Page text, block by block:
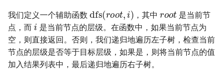
41. 数据流中的中位数
42. 连续子数组的最大和
43. 1 ～ n 整数中 1 出现的次
39. 直方图最大矩形面积
40. 矩阵中最大的矩形
41. 滑动窗口的平均值
8.3. 魔术索引
8.4. 幂集
8.5. 递归乘法
我们定义一个辅助函数
dfs o t,
，其中
是当前节
点，而
i
是当前节点的层级。在函数中，如果当前节点为
空，则直接返回。否则，我们递归地遍历左子树，检查当前
节点的层级是否等于目标层级，如果是，则将当前节点的值
加入结果列表中，最后递归地遍历右子树。